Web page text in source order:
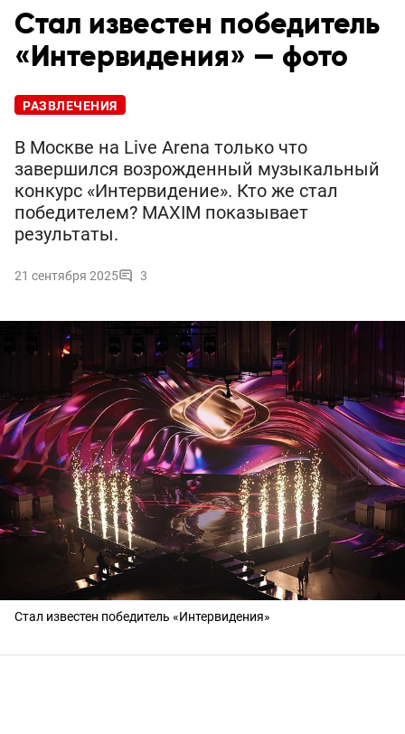
Стал известен победитель
«Интервидения» — фото
РАЗВЛЕЧЕНИЯ
В Москве на Live Arena только что
завершился возрожденный музыкальный
конкурс «Интервидение». Кто же стал
победителем? MAXIM показывает
результаты.
21 сентября 2025 3
Стал известен победитель «Интервидения»